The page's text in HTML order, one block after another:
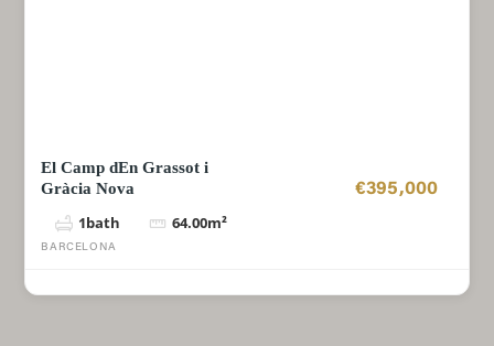
El Camp dEn Grassot i
Gràcia Nova
€395,000
1bath 64.00m²
BARCELONA